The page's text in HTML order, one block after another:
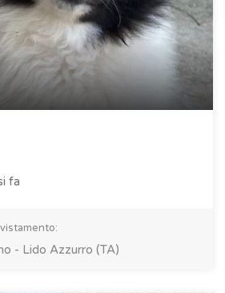
fa
- Lido Azzurro (TA)